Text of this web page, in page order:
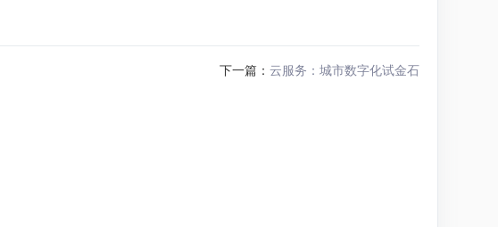
下一篇： 云服务：城市数字化试金石